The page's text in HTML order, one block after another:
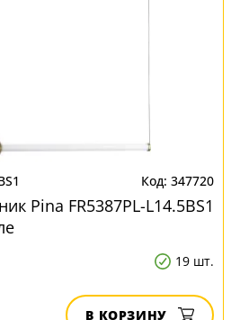
347720
Pina FR5387PL-L14.5BS1
19 шт.
В КОРЗИНУ